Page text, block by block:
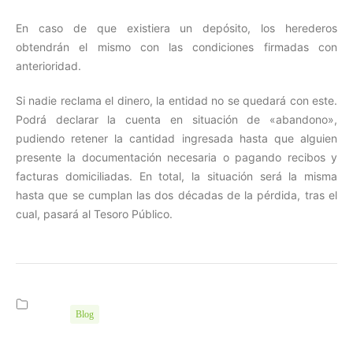
En caso de que existiera un depósito, los herederos
obtendrán el mismo con las condiciones firmadas con
anterioridad.
Si nadie reclama el dinero, la entidad no se quedará con este.
Podrá declarar la cuenta en situación de «abandono»,
pudiendo retener la cantidad ingresada hasta que alguien
presente la documentación necesaria o pagando recibos y
facturas domiciliadas. En total, la situación será la misma
hasta que se cumplan las dos décadas de la pérdida, tras el
cual, pasará al Tesoro Público.
Blog